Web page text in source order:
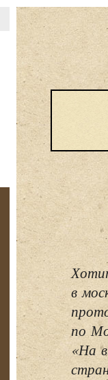
в
по
«На